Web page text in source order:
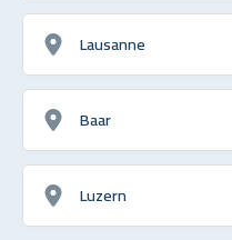
Lausanne
Baar
Luzern